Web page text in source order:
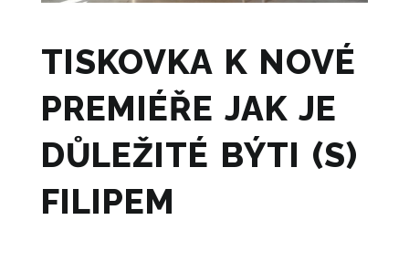
TISKOVKA K NOVÉ
PREMIÉŘE JAK JE
DŮLEŽITÉ BÝTI (S)
FILIPEM